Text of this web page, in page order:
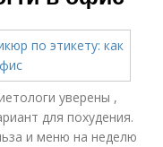
уверены ,
для похудения.
и меню на неделю